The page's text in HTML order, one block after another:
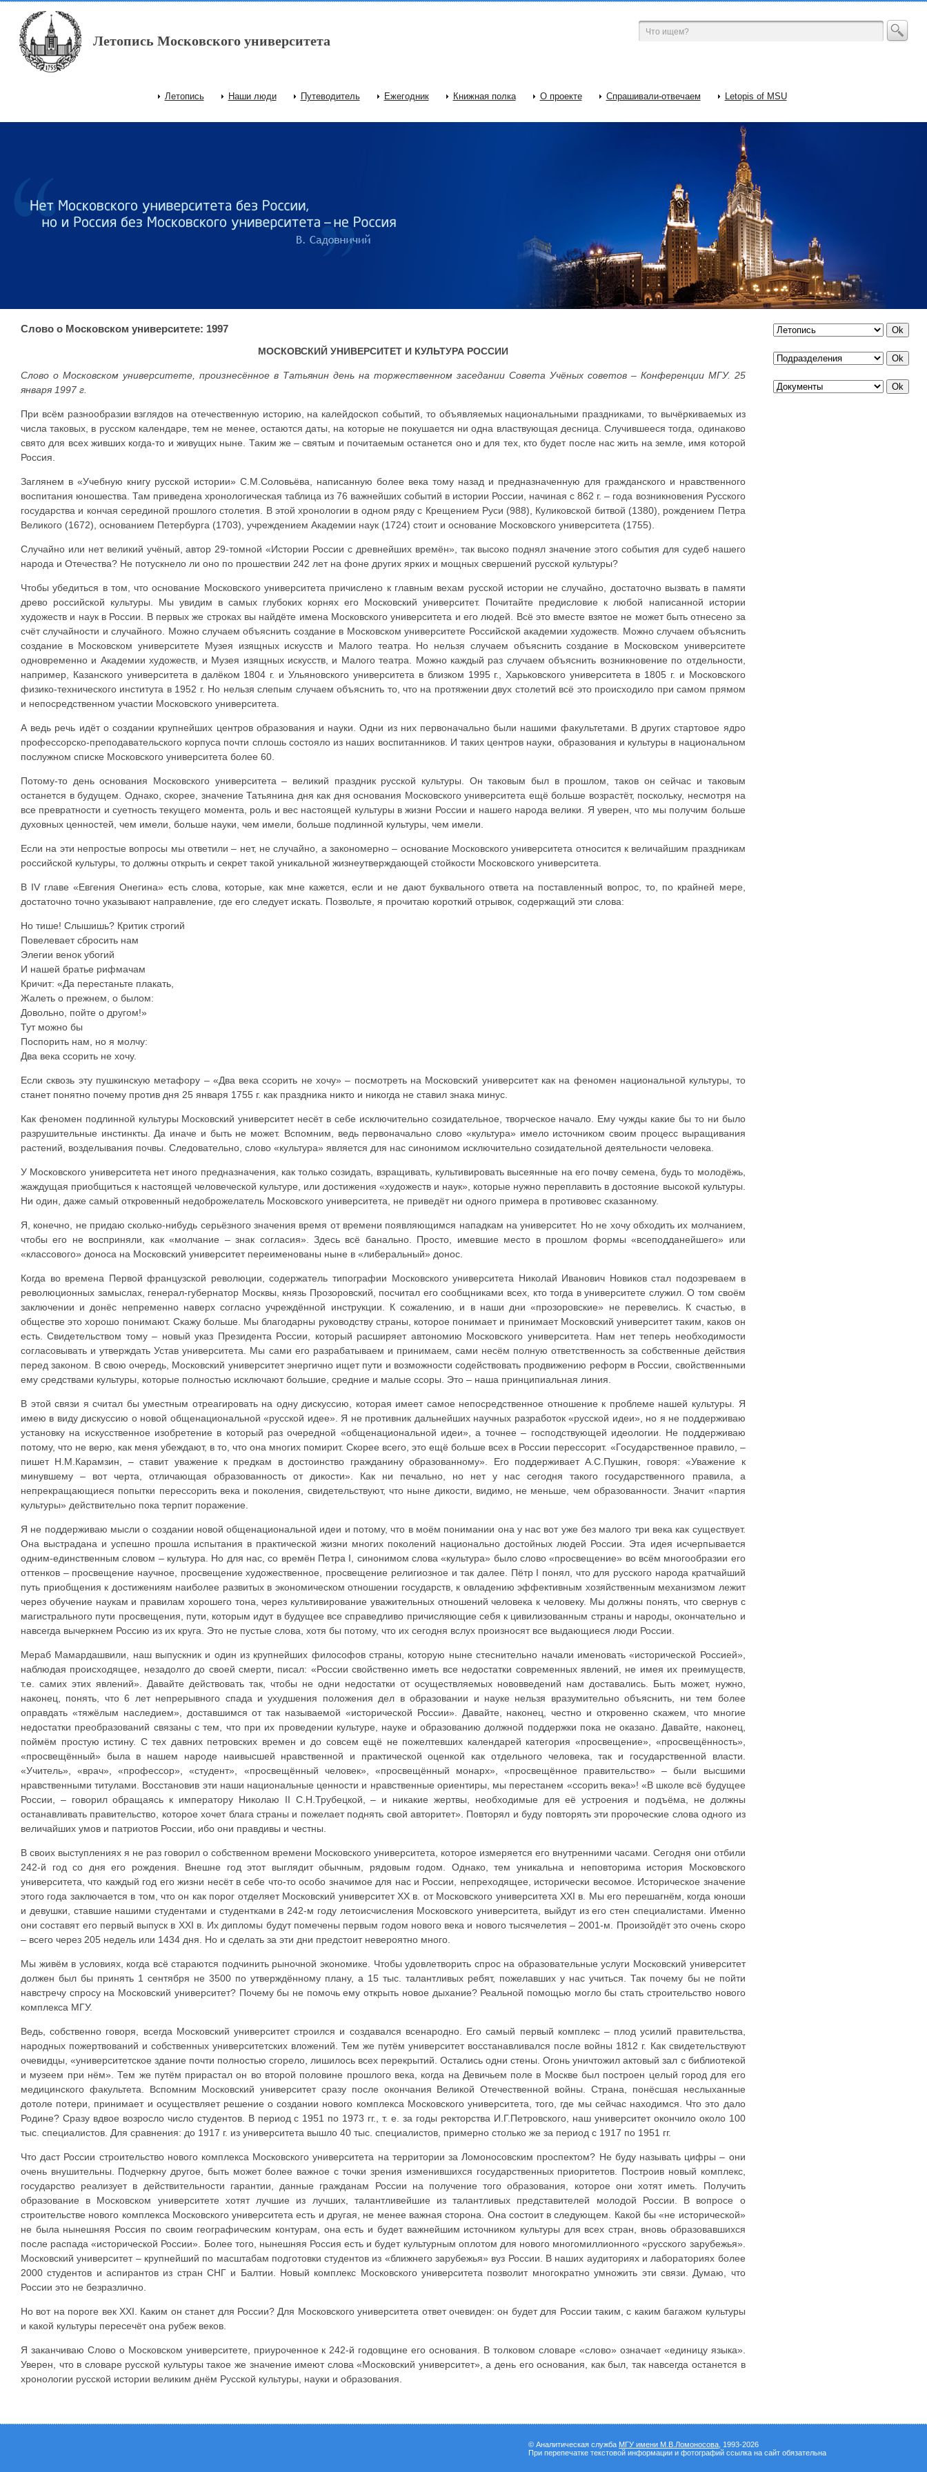
Перейти к основному содержанию
Летопись Московского университета
Главное меню
Летопись Наши люди Путеводитель Ежегодник Книжная полка О проекте Спрашивали-отвечаем Letopis of MSU
Слово о Московском университете: 1997
МОСКОВСКИЙ УНИВЕРСИТЕТ И КУЛЬТУРА РОССИИ
Слово о Московском университете, произнесённое в Татьянин день на торжественном заседании Совета Учёных советов – Конференции МГУ. 25
января 1997 г.
При всём разнообразии взглядов на отечественную историю, на калейдоскоп событий, то объявляемых национальными праздниками, то вычёркиваемых из
числа таковых, в русском календаре, тем не менее, остаются даты, на которые не покушается ни одна властвующая десница. Случившееся тогда, одинаково
свято для всех живших когда-то и живущих ныне. Таким же – святым и почитаемым останется оно и для тех, кто будет после нас жить на земле, имя которой
Россия.
Заглянем в «Учебную книгу русской истории» С.М.Соловьёва, написанную более века тому назад и предназначенную для гражданского и нравственного
воспитания юношества. Там приведена хронологическая таблица из 76 важнейших событий в истории России, начиная с 862 г. – года возникновения Русского
государства и кончая серединой прошлого столетия. В этой хронологии в одном ряду с Крещением Руси (988), Куликовской битвой (1380), рождением Петра
Великого (1672), основанием Петербурга (1703), учреждением Академии наук (1724) стоит и основание Московского университета (1755).
Случайно или нет великий учёный, автор 29-томной «Истории России с древнейших времён», так высоко поднял значение этого события для судеб нашего
народа и Отечества? Не потускнело ли оно по прошествии 242 лет на фоне других ярких и мощных свершений русской культуры?
Чтобы убедиться в том, что основание Московского университета причислено к главным вехам русской истории не случайно, достаточно вызвать в памяти
древо российской культуры. Мы увидим в самых глубоких корнях его Московский университет. Почитайте предисловие к любой написанной истории
художеств и наук в России. В первых же строках вы найдёте имена Московского университета и его людей. Всё это вместе взятое не может быть отнесено за
счёт случайности и случайного. Можно случаем объяснить создание в Московском университете Российской академии художеств. Можно случаем объяснить
создание в Московском университете Музея изящных искусств и Малого театра. Но нельзя случаем объяснить создание в Московском университете
одновременно и Академии художеств, и Музея изящных искусств, и Малого театра. Можно каждый раз случаем объяснить возникновение по отдельности,
например, Казанского университета в далёком 1804 г. и Ульяновского университета в близком 1995 г., Харьковского университета в 1805 г. и Московского
физико-технического института в 1952 г. Но нельзя слепым случаем объяснить то, что на протяжении двух столетий всё это происходило при самом прямом
и непосредственном участии Московского университета.
А ведь речь идёт о создании крупнейших центров образования и науки. Одни из них первоначально были нашими факультетами. В других стартовое ядро
профессорско-преподавательского корпуса почти сплошь состояло из наших воспитанников. И таких центров науки, образования и культуры в национальном
послужном списке Московского университета более 60.
Потому-то день основания Московского университета – великий праздник русской культуры. Он таковым был в прошлом, таков он сейчас и таковым
останется в будущем. Однако, скорее, значение Татьянина дня как дня основания Московского университета ещё больше возрастёт, поскольку, несмотря на
все превратности и суетность текущего момента, роль и вес настоящей культуры в жизни России и нашего народа велики. Я уверен, что мы получим больше
духовных ценностей, чем имели, больше науки, чем имели, больше подлинной культуры, чем имели.
Если на эти непростые вопросы мы ответили – нет, не случайно, а закономерно – основание Московского университета относится к величайшим праздникам
российской культуры, то должны открыть и секрет такой уникальной жизнеутверждающей стойкости Московского университета.
В IV главе «Евгения Онегина» есть слова, которые, как мне кажется, если и не дают буквального ответа на поставленный вопрос, то, по крайней мере,
достаточно точно указывают направление, где его следует искать. Позвольте, я прочитаю короткий отрывок, содержащий эти слова:
Но тише! Слышишь? Критик строгий
Повелевает сбросить нам
Элегии венок убогий
И нашей братье рифмачам
Кричит: «Да перестаньте плакать,
Жалеть о прежнем, о былом:
Довольно, пойте о другом!»
Тут можно бы
Поспорить нам, но я молчу:
Два века ссорить не хочу.
Если сквозь эту пушкинскую метафору – «Два века ссорить не хочу» – посмотреть на Московский университет как на феномен национальной культуры, то
станет понятно почему против дня 25 января 1755 г. как праздника никто и никогда не ставил знака минус.
Как феномен подлинной культуры Московский университет несёт в себе исключительно созидательное, творческое начало. Ему чужды какие бы то ни было
разрушительные инстинкты. Да иначе и быть не может. Вспомним, ведь первоначально слово «культура» имело источником своим процесс выращивания
растений, возделывания почвы. Следовательно, слово «культура» является для нас синонимом исключительно созидательной деятельности человека.
У Московского университета нет иного предназначения, как только созидать, взращивать, культивировать высеянные на его почву семена, будь то молодёжь,
жаждущая приобщиться к настоящей человеческой культуре, или достижения «художеств и наук», которые нужно переплавить в достояние высокой культуры.
Ни один, даже самый откровенный недоброжелатель Московского университета, не приведёт ни одного примера в противовес сказанному.
Я, конечно, не придаю сколько-нибудь серьёзного значения время от времени появляющимся нападкам на университет. Но не хочу обходить их молчанием,
чтобы его не восприняли, как «молчание – знак согласия». Здесь всё банально. Просто, имевшие место в прошлом формы «всеподданейшего» или
«классового» доноса на Московский университет переименованы ныне в «либеральный» донос.
Когда во времена Первой французской революции, содержатель типографии Московского университета Николай Иванович Новиков стал подозреваем в
революционных замыслах, генерал-губернатор Москвы, князь Прозоровский, посчитал его сообщниками всех, кто тогда в университете служил. О том своём
заключении и донёс непременно наверх согласно учреждённой инструкции. К сожалению, и в наши дни «прозоровские» не перевелись. К счастью, в
обществе это хорошо понимают. Скажу больше. Мы благодарны руководству страны, которое понимает и принимает Московский университет таким, каков он
есть. Свидетельством тому – новый указ Президента России, который расширяет автономию Московского университета. Нам нет теперь необходимости
согласовывать и утверждать Устав университета. Мы сами его разрабатываем и принимаем, сами несём полную ответственность за собственные действия
перед законом. В свою очередь, Московский университет энергично ищет пути и возможности содействовать продвижению реформ в России, свойственными
ему средствами культуры, которые полностью исключают большие, средние и малые ссоры. Это – наша принципиальная линия.
В этой связи я считал бы уместным отреагировать на одну дискуссию, которая имеет самое непосредственное отношение к проблеме нашей культуры. Я
имею в виду дискуссию о новой общенациональной «русской идее». Я не противник дальнейших научных разработок «русской идеи», но я не поддерживаю
установку на искусственное изобретение в который раз очередной «общенациональной идеи», а точнее – господствующей идеологии. Не поддерживаю
потому, что не верю, как меня убеждают, в то, что она многих помирит. Скорее всего, это ещё больше всех в России перессорит. «Государственное правило, –
пишет Н.М.Карамзин, – ставит уважение к предкам в достоинство гражданину образованному». Его поддерживает А.С.Пушкин, говоря: «Уважение к
минувшему – вот черта, отличающая образованность от дикости». Как ни печально, но нет у нас сегодня такого государственного правила, а
непрекращающиеся попытки перессорить века и поколения, свидетельствуют, что ныне дикости, видимо, не меньше, чем образованности. Значит «партия
культуры» действительно пока терпит поражение.
Я не поддерживаю мысли о создании новой общенациональной идеи и потому, что в моём понимании она у нас вот уже без малого три века как существует.
Она выстрадана и успешно прошла испытания в практической жизни многих поколений национально достойных людей России. Эта идея исчерпывается
одним-единственным словом – культура. Но для нас, со времён Петра I, синонимом слова «культура» было слово «просвещение» во всём многообразии его
оттенков – просвещение научное, просвещение художественное, просвещение религиозное и так далее. Пётр I понял, что для русского народа кратчайший
путь приобщения к достижениям наиболее развитых в экономическом отношении государств, к овладению эффективным хозяйственным механизмом лежит
через обучение наукам и правилам хорошего тона, через культивирование уважительных отношений человека к человеку. Мы должны понять, что свернув с
магистрального пути просвещения, пути, которым идут в будущее все справедливо причисляющие себя к цивилизованным страны и народы, окончательно и
навсегда вычеркнем Россию из их круга. Это не пустые слова, хотя бы потому, что их сегодня вслух произносят все выдающиеся люди России.
Мераб Мамардашвили, наш выпускник и один из крупнейших философов страны, которую ныне стеснительно начали именовать «исторической Россией»,
наблюдая происходящее, незадолго до своей смерти, писал: «России свойственно иметь все недостатки современных явлений, не имея их преимуществ,
т.е. самих этих явлений». Давайте действовать так, чтобы не одни недостатки от осуществляемых нововведений нам доставались. Быть может, нужно,
наконец, понять, что 6 лет непрерывного спада и ухудшения положения дел в образовании и науке нельзя вразумительно объяснить, ни тем более
оправдать «тяжёлым наследием», доставшимся от так называемой «исторической России». Давайте, наконец, честно и откровенно скажем, что многие
недостатки преобразований связаны с тем, что при их проведении культуре, науке и образованию должной поддержки пока не оказано. Давайте, наконец,
поймём простую истину. С тех давних петровских времен и до совсем ещё не пожелтевших календарей категория «просвещение», «просвещённость»,
«просвещённый» была в нашем народе наивысшей нравственной и практической оценкой как отдельного человека, так и государственной власти.
«Учитель», «врач», «профессор», «студент», «просвещённый человек», «просвещённый монарх», «просвещённое правительство» – были высшими
нравственными титулами. Восстановив эти наши национальные ценности и нравственные ориентиры, мы перестанем «ссорить века»! «В школе всё будущее
России, – говорил обращаясь к императору Николаю II С.Н.Трубецкой, – и никакие жертвы, необходимые для её устроения и подъёма, не должны
останавливать правительство, которое хочет блага страны и пожелает поднять свой авторитет». Повторял и буду повторять эти пророческие слова одного из
величайших умов и патриотов России, ибо они правдивы и честны.
В своих выступлениях я не раз говорил о собственном времени Московского университета, которое измеряется его внутренними часами. Сегодня они отбили
242-й год со дня его рождения. Внешне год этот выглядит обычным, рядовым годом. Однако, тем уникальна и неповторима история Московского
университета, что каждый год его жизни несёт в себе что-то особо значимое для нас и России, непреходящее, исторически весомое. Историческое значение
этого года заключается в том, что он как порог отделяет Московский университет XX в. от Московского университета XXI в. Мы его перешагнём, когда юноши
и девушки, ставшие нашими студентами и студентками в 242-м году летоисчисления Московского университета, выйдут из его стен специалистами. Именно
они составят его первый выпуск в XXI в. Их дипломы будут помечены первым годом нового века и нового тысячелетия – 2001-м. Произойдёт это очень скоро
– всего через 205 недель или 1434 дня. Но и сделать за эти дни предстоит невероятно много.
Мы живём в условиях, когда всё стараются подчинить рыночной экономике. Чтобы удовлетворить спрос на образовательные услуги Московский университет
должен был бы принять 1 сентября не 3500 по утверждённому плану, а 15 тыс. талантливых ребят, пожелавших у нас учиться. Так почему бы не пойти
навстречу спросу на Московский университет? Почему бы не помочь ему открыть новое дыхание? Реальной помощью могло бы стать строительство нового
комплекса МГУ.
Ведь, собственно говоря, всегда Московский университет строился и создавался всенародно. Его самый первый комплекс – плод усилий правительства,
народных пожертвований и собственных университетских вложений. Тем же путём университет восстанавливался после войны 1812 г. Как свидетельствуют
очевидцы, «университетское здание почти полностью сгорело, лишилось всех перекрытий. Остались одни стены. Огонь уничтожил актовый зал с библиотекой
и музеем при нём». Тем же путём прирастал он во второй половине прошлого века, когда на Девичьем поле в Москве был построен целый город для его
медицинского факультета. Вспомним Московский университет сразу после окончания Великой Отечественной войны. Страна, понёсшая неслыханные
дотоле потери, принимает и осуществляет решение о создании нового комплекса Московского университета, того, где мы сейчас находимся. Что это дало
Родине? Сразу вдвое возросло число студентов. В период с 1951 по 1973 гг., т. е. за годы ректорства И.Г.Петровского, наш университет окончило около 100
тыс. специалистов. Для сравнения: до 1917 г. из университета вышло 40 тыс. специалистов, примерно столько же за период с 1917 по 1951 гг.
Что даст России строительство нового комплекса Московского университета на территории за Ломоносовским проспектом? Не буду называть цифры – они
очень внушительны. Подчеркну другое, быть может более важное с точки зрения изменившихся государственных приоритетов. Построив новый комплекс,
государство реализует в действительности гарантии, данные гражданам России на получение того образования, которое они хотят иметь. Получить
образование в Московском университете хотят лучшие из лучших, талантливейшие из талантливых представителей молодой России. В вопросе о
строительстве нового комплекса Московского университета есть и другая, не менее важная сторона. Она состоит в следующем. Какой бы «не исторической»
не была нынешняя Россия по своим географическим контурам, она есть и будет важнейшим источником культуры для всех стран, вновь образовавшихся
после распада «исторической России». Более того, нынешняя Россия есть и будет культурным оплотом для нового многомиллионного «русского зарубежья».
Московский университет – крупнейший по масштабам подготовки студентов из «ближнего зарубежья» вуз России. В наших аудиториях и лабораториях более
2000 студентов и аспирантов из стран СНГ и Балтии. Новый комплекс Московского университета позволит многократно умножить эти связи. Думаю, что
России это не безразлично.
Но вот на пороге век XXI. Каким он станет для России? Для Московского университета ответ очевиден: он будет для России таким, с каким багажом культуры
и какой культуры пересечёт она рубеж веков.
Я заканчиваю Слово о Московском университете, приуроченное к 242-й годовщине его основания. В толковом словаре «слово» означает «единицу языка».
Уверен, что в словаре русской культуры такое же значение имеют слова «Московский университет», а день его основания, как был, так навсегда останется в
хронологии русской истории великим днём Русской культуры, науки и образования.
© Аналитическая служба МГУ имени М.В.Ломоносова , 1993-2026
При перепечатке текстовой информации и фотографий ссылка на сайт обязательна